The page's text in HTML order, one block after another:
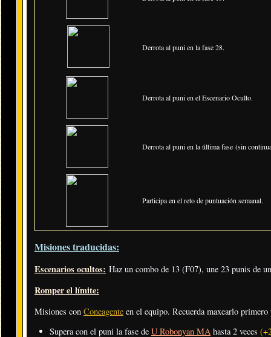
Derrota al puni en la fase 28.
Derrota al puni en el Escenario Oculto.
Derrota al puni en la última fase (sin
Participa en el reto de puntuación semanal.
Misiones traducidas:
Escenarios ocultos: Haz un combo de 13 (F07), une 23 punis de
Romper el límite:
Misiones con Coneagente en el equipo. Recuerda maxearlo
Supera con el puni la fase de U Robonyan MA hasta 2 veces